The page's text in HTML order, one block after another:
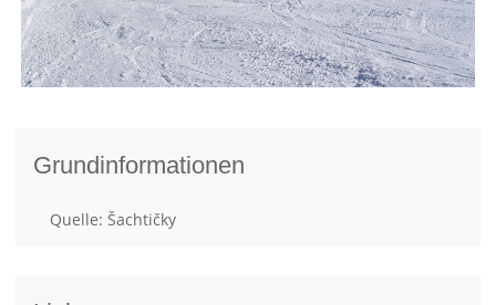
Grundinformationen
Quelle: Šachtičky